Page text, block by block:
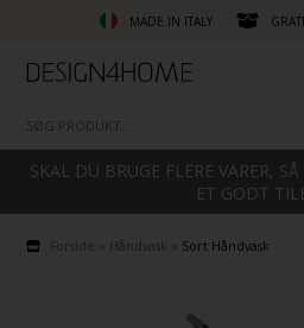
MADE IN ITALY
SKAL DU BRUGE FLERE VARER,
ET GODT
Forside Håndvask Sort Håndvask